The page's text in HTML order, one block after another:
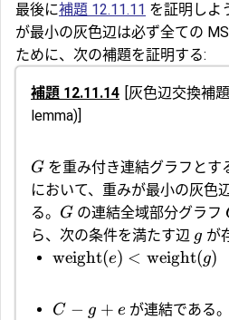
最後に補題 12.11.11 を証明しよ
が最小の灰色辺は必ず全ての
ために、次の補題を証明する:
補題 12.11.14 灰色辺交換補題
lemma)]
G を重み付き連結グラフとす
において、重みが最小の灰色
る。 G の連結全域部分グラフ
ら、次の条件を満たす辺 g が
weight(e) < weight(g)
C − g + e が連結である